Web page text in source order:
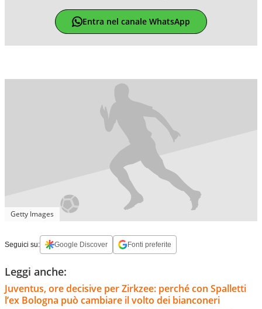
Entra nel canale WhatsApp
Getty Images
Seguici su: Google Discover Fonti preferite
Leggi anche:
Juventus, ore decisive per Zirkzee: perché con Spalletti
l’ex Bologna può cambiare il volto dei bianconeri